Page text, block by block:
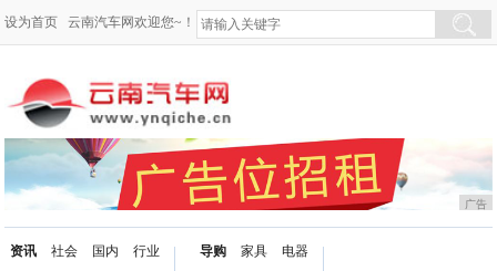
设为首页 云南汽车网欢迎您~！
广告
资讯
社会
国内
行业
导购
家具
电器